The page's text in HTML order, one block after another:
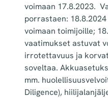
voimaan 17.8.2023.
porrastaen:
voimaan toimijoille;
vaatimukset astuvat
irrotettavuus ja
soveltaa.
mm.
Diligence),